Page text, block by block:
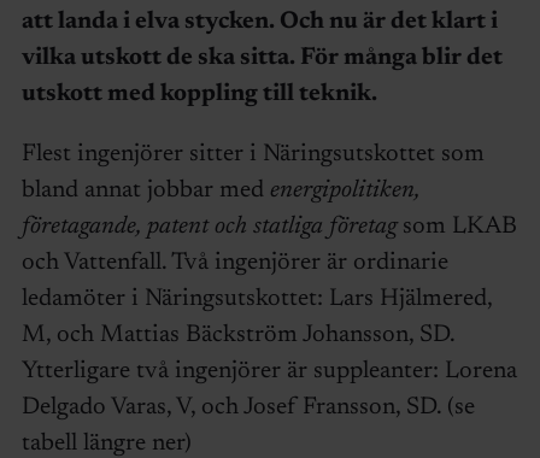
att landa i elva stycken. Och nu är det klart i
vilka utskott de ska sitta. För många blir det
utskott med koppling till teknik.
Flest ingenjörer sitter i Näringsutskottet som
bland annat jobbar med energipolitiken,
företagande, patent och statliga företagsom LKAB
och Vattenfall. Två ingenjörer är ordinarie
ledamöter i Näringsutskottet: Lars Hjälmered,
M, och Mattias Bäckström Johansson, SD.
Ytterligare två ingenjörer är suppleanter: Lorena
Delgado Varas, V, och Josef Fransson, SD. (se
tabell längre ner)